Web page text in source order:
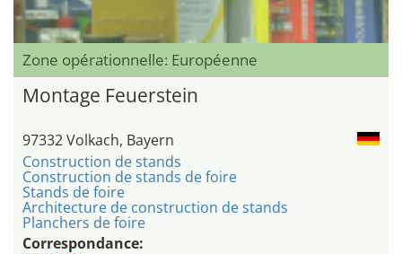
Zone opérationnelle: Européenne
Montage Feuerstein
97332 Volkach, Bayern
Construction de stands
Construction de stands de foire
Stands de foire
Architecture de construction de stands
Planchers de foire
Correspondance: